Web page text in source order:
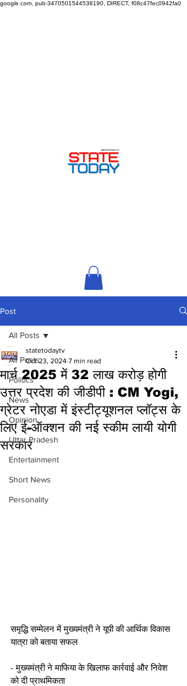
google.com, pub-3470501544538190, DIRECT, f08c47fec0942fa0
Post
All Posts
Politics
News
Opinion
Uttar Pradesh
Entertainment
Short News
Personality
All Posts
मार्च 2025 में 32 लाख करोड़ होगी
उत्तर प्रदेश की जीडीपी : CM Yogi,
ग्रेटर नोएडा में इंस्टीट्यूशनल प्लॉट्स के
लिए ई-ऑक्शन की नई स्कीम लायी योगी
सरकार
statetodaytv
Oct 23, 2024 7 min read
समृद्धि सम्मेलन में मुख्यमंत्री ने यूपी की आर्थिक विकास
यात्रा को बताया सफल
- मुख्यमंत्री ने माफिया के खिलाफ कार्रवाई और निवेश
को दी प्राथमिकता